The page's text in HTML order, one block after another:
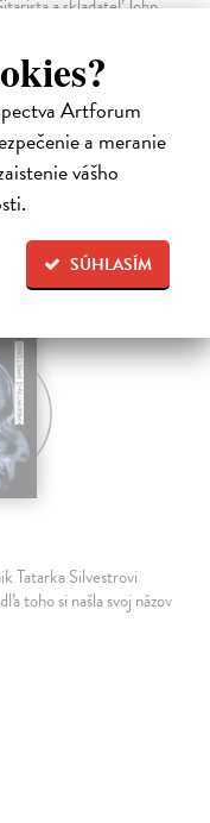
Artforum
a meranie
vášho
SÚHLASÍM
a skladateľ John
Tatarka Silvestrovi
toho si našla svoj názov